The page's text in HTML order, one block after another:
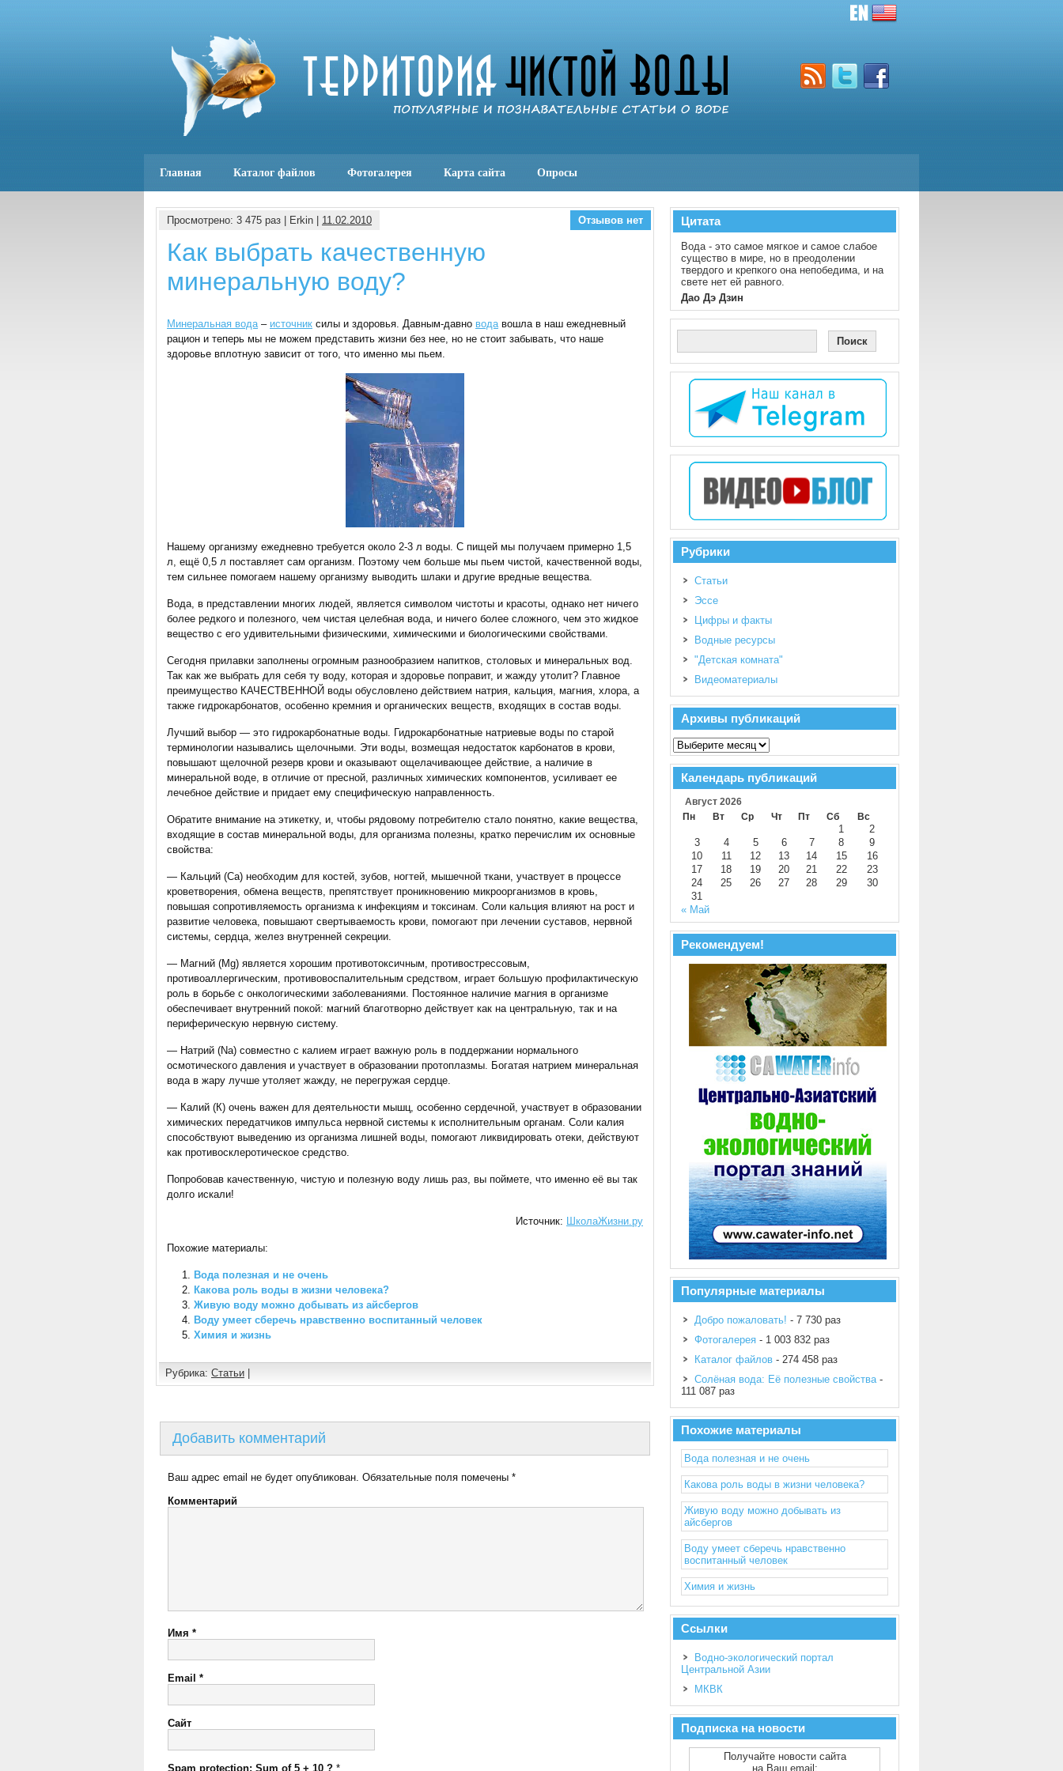
Главная Каталог файлов Фотогалерея Карта сайта Опросы
Просмотрено: 3 475 раз | Erkin | 11.02.2010 Отзывов нет
Как выбрать качественную
минеральную воду?
Минеральная вода– источник силы и здоровья. Давным-давно водавошла в наш ежедневный
рацион и теперь мы не можем представить жизни без нее, но не стоит забывать, что наше
здоровье вплотную зависит от того, что именно мы пьем.
Нашему организму ежедневно требуется около 2-3 л воды. С пищей мы получаем примерно 1,5
л, ещё 0,5 л поставляет сам организм. Поэтому чем больше мы пьем чистой, качественной воды,
тем сильнее помогаем нашему организму выводить шлаки и другие вредные вещества.
Вода, в представлении многих людей, является символом чистоты и красоты, однако нет ничего
более редкого и полезного, чем чистая целебная вода, и ничего более сложного, чем это жидкое
вещество с его удивительными физическими, химическими и биологическими свойствами.
Сегодня прилавки заполнены огромным разнообразием напитков, столовых и минеральных вод.
Так как же выбрать для себя ту воду, которая и здоровье поправит, и жажду утолит? Главное
преимущество КАЧЕСТВЕННОЙ воды обусловлено действием натрия, кальция, магния, хлора, а
также гидрокарбонатов, особенно кремния и органических веществ, входящих в состав воды.
Лучший выбор — это гидрокарбонатные воды. Гидрокарбонатные натриевые воды по старой
терминологии назывались щелочными. Эти воды, возмещая недостаток карбонатов в крови,
повышают щелочной резерв крови и оказывают ощелачивающее действие, а наличие в
минеральной воде, в отличие от пресной, различных химических компонентов, усиливает ее
лечебное действие и придает ему специфическую направленность.
Обратите внимание на этикетку, и, чтобы рядовому потребителю стало понятно, какие вещества,
входящие в состав минеральной воды, для организма полезны, кратко перечислим их основные
свойства:
— Кальций (Са) необходим для костей, зубов, ногтей, мышечной ткани, участвует в процессе
кроветворения, обмена веществ, препятствует проникновению микроорганизмов в кровь,
повышая сопротивляемость организма к инфекциям и токсинам. Соли кальция влияют на рост и
развитие человека, повышают свертываемость крови, помогают при лечении суставов, нервной
системы, сердца, желез внутренней секреции.
— Магний (Мg) является хорошим противотоксичным, противострессовым,
противоаллергическим, противовоспалительным средством, играет большую профилактическую
роль в борьбе с онкологическими заболеваниями. Постоянное наличие магния в организме
обеспечивает внутренний покой: магний благотворно действует как на центральную, так и на
периферическую нервную систему.
— Натрий (Nа) совместно с калием играет важную роль в поддержании нормального
осмотического давления и участвует в образовании протоплазмы. Богатая натрием минеральная
вода в жару лучше утоляет жажду, не перегружая сердце.
— Калий (К) очень важен для деятельности мышц, особенно сердечной, участвует в образовании
химических передатчиков импульса нервной системы к исполнительным органам. Соли калия
способствуют выведению из организма лишней воды, помогают ликвидировать отеки, действуют
как противосклеротическое средство.
Попробовав качественную, чистую и полезную воду лишь раз, вы поймете, что именно её вы так
долго искали!
Источник: ШколаЖизни.ру
Похожие материалы:
Вода полезная и не очень
Какова роль воды в жизни человека?
Живую воду можно добывать из айсбергов
Воду умеет сберечь нравственно воспитанный человек
Химия и жизнь
Рубрика: Статьи
Добавить комментарий
Ваш адрес email не будет опубликован. Обязательные поля помечены *
Комментарий
Имя *
Email *
Сайт
Spam protection: Sum of 5 + 10 ? *
Цитата
Вода - это самое мягкое и самое слабое
существо в мире, но в преодолении
твердого и крепкого она непобедима, и на
свете нет ей равного.
Дао Дэ Дзин
Рубрики
Статьи
Эссе
Цифры и факты
Водные ресурсы
"Детская комната"
Видеоматериалы
Архивы публикаций
Календарь публикаций
Август 2026
Пн
Вт Ср Чт Пт Сб Вс
1
2
3
4 5 6 7 8
9
10
11 12 13 14 15
16
17
18 19 20 21 22
23
24
25 26 27 28 29
30
31
« Май
Рекомендуем!
Популярные материалы
Добро пожаловать! - 7 730 раз
Фотогалерея - 1 003 832 раз
Каталог файлов - 274 458 раз
Солёная вода: Её полезные свойства-
111 087 раз
Похожие материалы
Вода полезная и не очень
Какова роль воды в жизни человека?
Живую воду можно добывать из
айсбергов
Воду умеет сберечь нравственно
воспитанный человек
Химия и жизнь
Ссылки
Водно-экологический портал
Центральной Азии
МКВК
Подписка на новости
Получайте новости сайта
на Ваш email: